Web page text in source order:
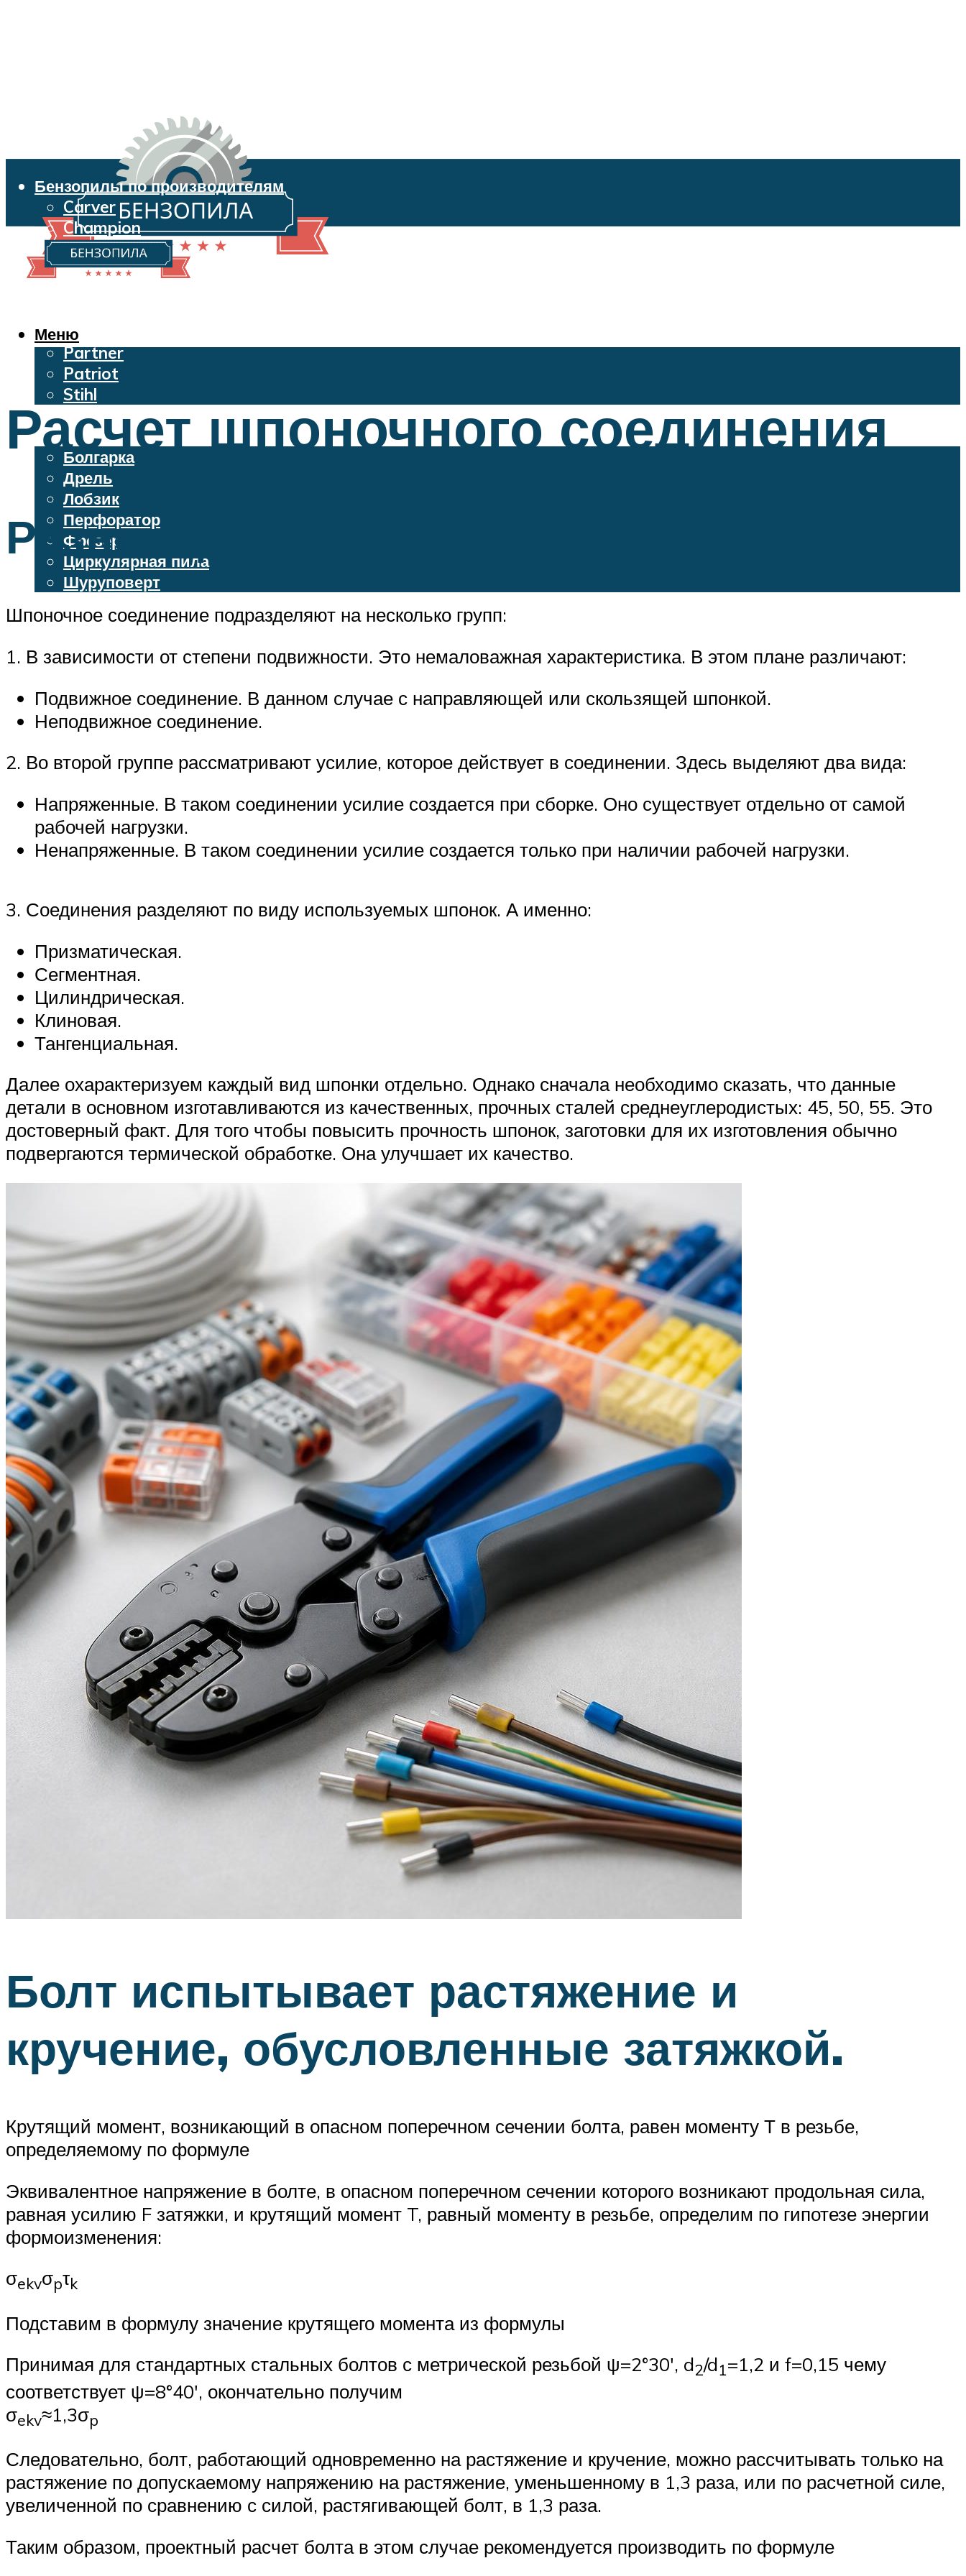
Бензопилы по производителям
Carver
Champion
Echo
Husqvarna
Oleo-Mac
Partner
Patriot
Stihl
Бензопилы
Электроинструменты
Болгарка
Дрель
Лобзик
Перфоратор
Фрезер
Циркулярная пила
Шуруповерт
Меню
Расчет шпоночного соединения
Разновидности
Шпоночное соединение подразделяют на несколько групп:
1. В зависимости от степени подвижности. Это немаловажная характеристика. В этом плане различают:
Подвижное соединение. В данном случае с направляющей или скользящей шпонкой.
Неподвижное соединение.
2. Во второй группе рассматривают усилие, которое действует в соединении. Здесь выделяют два вида:
Напряженные. В таком соединении усилие создается при сборке. Оно существует отдельно от самой
рабочей нагрузки.
Ненапряженные. В таком соединении усилие создается только при наличии рабочей нагрузки.
3. Соединения разделяют по виду используемых шпонок. А именно:
Призматическая.
Сегментная.
Цилиндрическая.
Клиновая.
Тангенциальная.
Далее охарактеризуем каждый вид шпонки отдельно. Однако сначала необходимо сказать, что данные
детали в основном изготавливаются из качественных, прочных сталей среднеуглеродистых: 45, 50, 55. Это
достоверный факт. Для того чтобы повысить прочность шпонок, заготовки для их изготовления обычно
подвергаются термической обработке. Она улучшает их качество.
Болт испытывает растяжение и
кручение, обусловленные затяжкой.
Крутящий момент, возникающий в опасном поперечном сечении болта, равен моменту Т в резьбе,
определяемому по формуле
Эквивалентное напряжение в болте, в опасном поперечном сечении которого возникают продольная сила,
равная усилию F затяжки, и крутящий момент T, равный моменту в резьбе, определим по гипотезе энергии
формоизменения:
σekvσpτk
Подставим в формулу значение крутящего момента из формулы
Принимая для стандартных стальных болтов с метрической резьбой ψ=2°30′, d2/d1=1,2 и f=0,15 чему
соответствует ψ=8°40′, окончательно получим
σekv≈1,3σp
Следовательно, болт, работающий одновременно на растяжение и кручение, можно рассчитывать только на
растяжение по допускаемому напряжению на растяжение, уменьшенному в 1,3 раза, или по расчетной силе,
увеличенной по сравнению с силой, растягивающей болт, в 1,3 раза.
Таким образом, проектный расчет болта в этом случае рекомендуется производить по формуле